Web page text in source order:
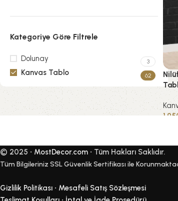
Kategoriye Göre Filtrele
Dolunay 3
Kanvas Tablo 62
Upholstered chair
© 2025 • MostDecor.com • Tüm Hakları Saklıdır.
Tüm Bilgileriniz SSL Güvenlik Sertifikası ile
Gizlilik Politikası • Mesafeli Satış Sözleşmesi